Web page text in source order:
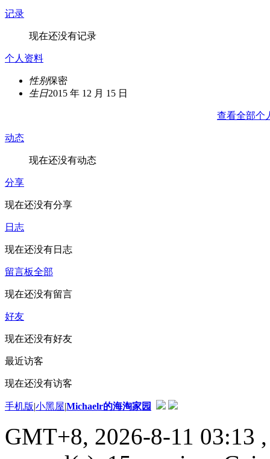
记录
现在还没有记录
个人资料
性别保密
生日2015 年 12 月 15 日
查看全部个
动态
现在还没有动态
分享
现在还没有分享
日志
现在还没有日志
留言板全部
现在还没有留言
好友
现在还没有好友
最近访客
现在还没有访客
手机版|小黑屋|Michaelr的海淘家园
GMT+8, 2026-8-11 03:13